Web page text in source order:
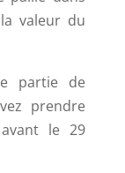
valeur du
partie de
prendre
le 29